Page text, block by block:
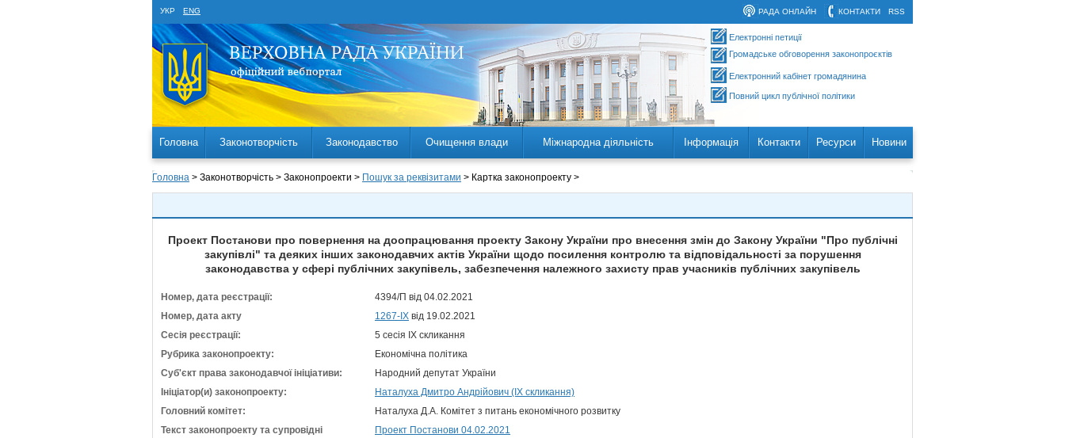
УКР ENG RSS
КОНТАКТИ
РАДА ОНЛАЙН
Електронні петиції
Громадське обговорення законопроєктів
Електронний кабінет громадянина
Повний цикл публічної політики
Головна Законотворчість Законодавство Очищення влади Міжнародна діяльність Інформація Контакти Ресурси Новини
Головна > Законотворчість > Законопроекти > Пошук за реквізитами > Картка законопроекту >
Проект Постанови про повернення на доопрацювання проекту Закону України про внесення змін до Закону України "Про публічні
закупівлі" та деяких інших законодавчих актів України щодо посилення контролю та відповідальності за порушення
законодавства у сфері публічних закупівель, забезпечення належного захисту прав учасників публічних закупівель
Номер, дата реєстрації:
4394/П від 04.02.2021
Номер, дата акту
1267-IX від 19.02.2021
Сесія реєстрації:
5 сесія IX скликання
Рубрика законопроекту:
Економічна політика
Суб'єкт права законодавчої ініціативи:
Народний депутат України
Ініціатор(и) законопроекту:
Наталуха Дмитро Андрійович (IX скликання)
Головний комітет:
Наталуха Д.А. Комітет з питань економічного розвитку
Текст законопроекту та супровідні
Проект Постанови 04.02.2021